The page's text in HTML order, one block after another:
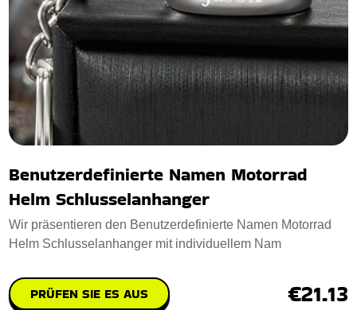
Benutzerdefinierte Namen Motorrad
Helm Schlusselanhanger
Wir präsentieren den Benutzerdefinierte Namen Motorrad
Helm Schlusselanhanger mit individuellem Nam
PRÜFEN SIE ES AUS €21.13